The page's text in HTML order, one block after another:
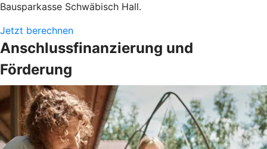
Bausparkasse Schwäbisch Hall.
Jetzt berechnen
Anschlussfinanzierung und
Förderung